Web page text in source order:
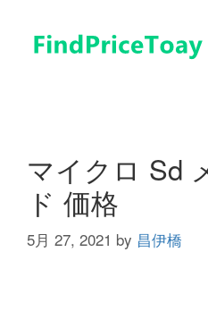
マイクロ Sd
ド 価格
5月 27, 2021 by 昌伊橋